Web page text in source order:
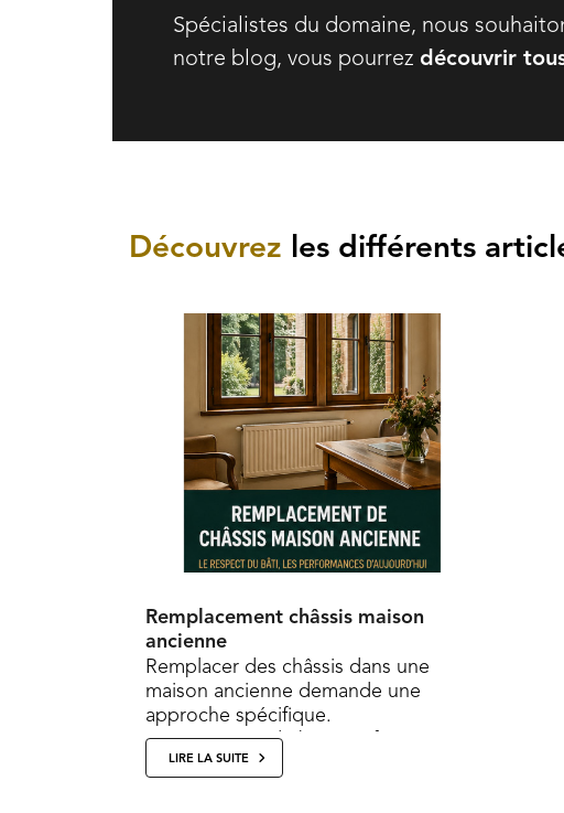
Spécialistes du domaine, nous
notre blog, vous pourrez découvrir
Découvrez les différents
Remplacement châssis maison
ancienne
Remplacer des châssis dans une
maison ancienne demande une
approche spécifique.
Entre respect du bâti, performances
énergétiques et contraintes tech...
LIRE LA SUITE